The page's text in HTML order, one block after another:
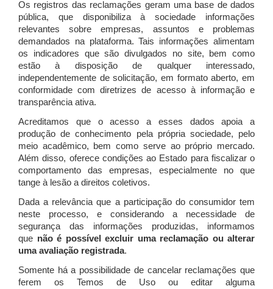
Os registros das reclamações geram uma base de dados
pública, que disponibiliza à sociedade informações
relevantes sobre empresas, assuntos e problemas
demandados na plataforma. Tais informações alimentam
os indicadores que são divulgados no site, bem como
estão à disposição de qualquer interessado,
independentemente de solicitação, em formato aberto, em
conformidade com diretrizes de acesso à informação e
transparência ativa.
Acreditamos que o acesso a esses dados apoia a
produção de conhecimento pela própria sociedade, pelo
meio acadêmico, bem como serve ao próprio mercado.
Além disso, oferece condições ao Estado para fiscalizar o
comportamento das empresas, especialmente no que
tange à lesão a direitos coletivos.
Dada a relevância que a participação do consumidor tem
neste processo, e considerando a necessidade de
segurança das informações produzidas, informamos
que não é possível excluir uma reclamação ou alterar
uma avaliação registrada.
Somente há a possibilidade de cancelar reclamações que
ferem os Temos de Uso ou editar alguma